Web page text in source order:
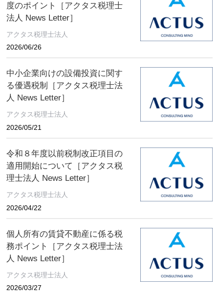
度のポイント［アクタス税理士
法人 News Letter］
アクタス税理士法人
2026/06/26
中小企業向けの設備投資に関す
る優遇税制［アクタス税理士法
人 News Letter］
アクタス税理士法人
2026/05/21
令和８年度以前税制改正項目の
適用開始について［アクタス税
理士法人 News Letter］
アクタス税理士法人
2026/04/22
個人所有の賃貸不動産に係る税
務ポイント［アクタス税理士法
人 News Letter］
アクタス税理士法人
2026/03/27